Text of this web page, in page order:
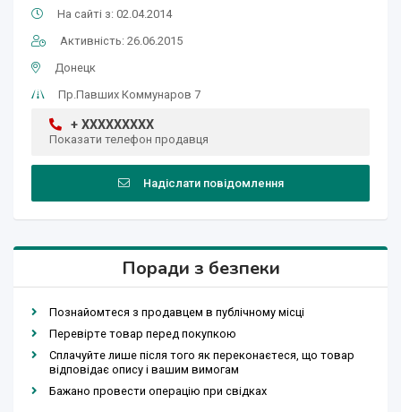
На сайті з: 02.04.2014
Активність: 26.06.2015
Донецк
Пр.Павших Коммунаров 7
+ XXXXXXXXX
Показати телефон продавця
Надіслати повідомлення
Поради з безпеки
Познайомтеся з продавцем в публічному місці
Перевірте товар перед покупкою
Сплачуйте лише після того як переконаєтеся, що товар
відповідає опису і вашим вимогам
Бажано провести операцію при свідках